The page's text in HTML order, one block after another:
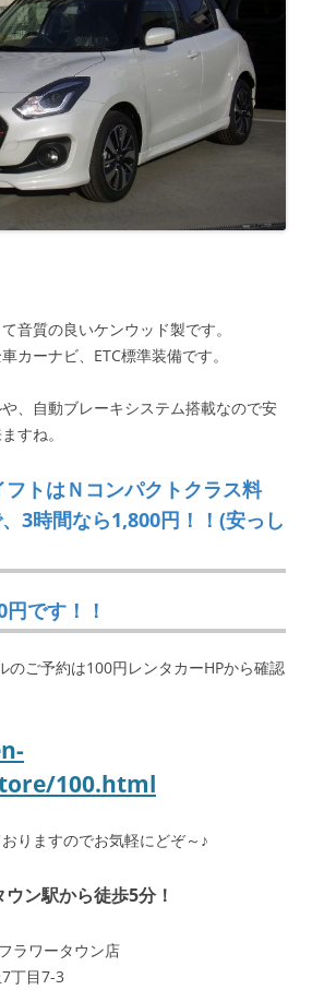
音質の良いケンウッド製です。
カーナビ、ETC標準装備です。
、自動ブレーキシステム搭載なので安
すね。
トはＮコンパクトクラス料
3時間なら1,800円！！(安っし
です！！
のご予約は100円レンタカーHPから確認
100.html
りますのでお気軽にどぞ～♪
ン駅から徒歩5分！
ラワータウン店
丁目7-3